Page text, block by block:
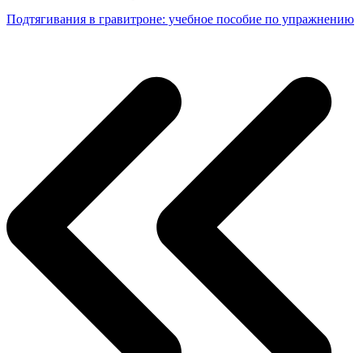
Подтягивания в гравитроне: учебное пособие по упражнению